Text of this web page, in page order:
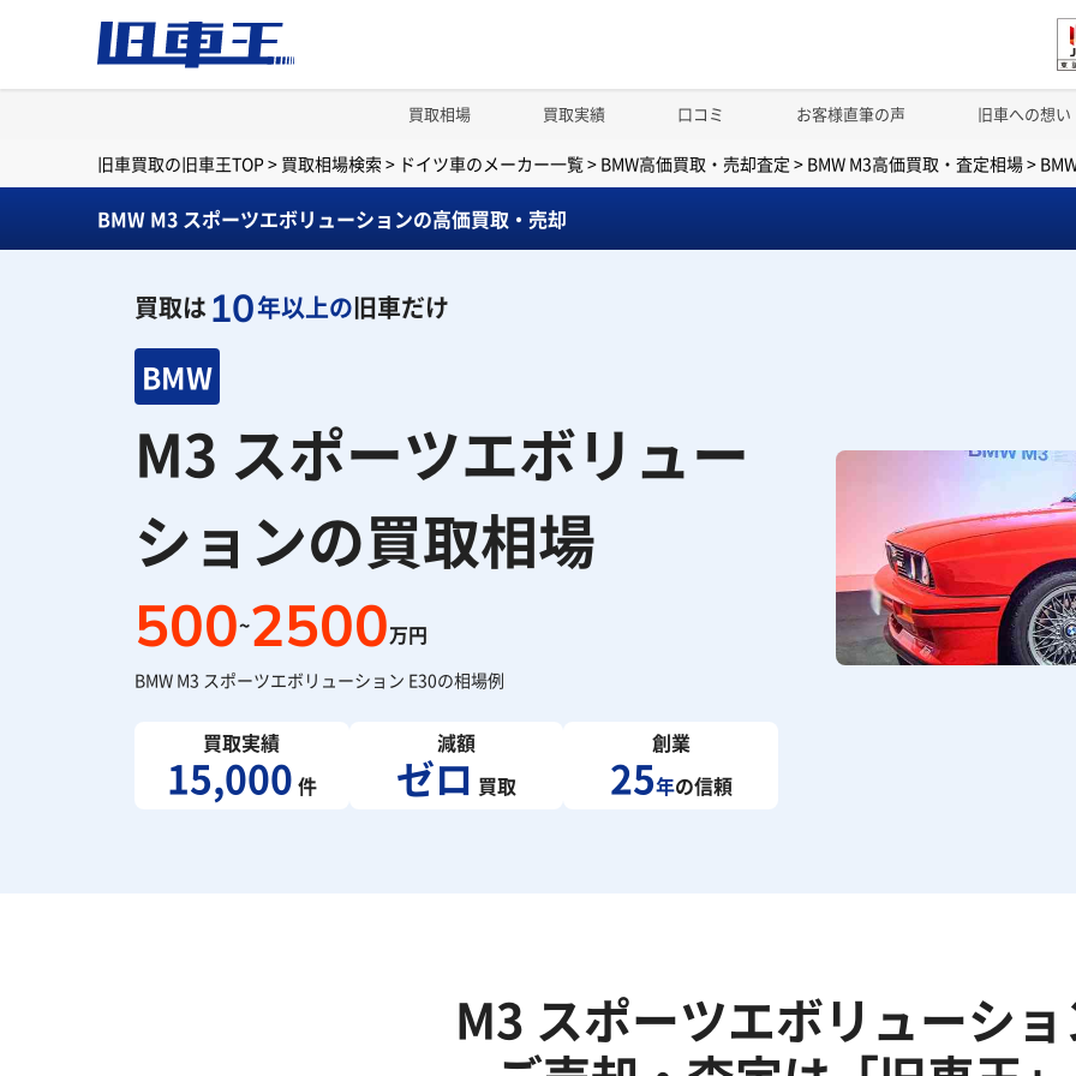
買取相場 買取実績 口コミ お客様直筆の声 旧車への想い
旧車買取の旧車王TOP > 買取相場検索 > ドイツ車のメーカー一覧> BMW高価買取・売却査定 > BMW M3高価買取・査定相場>
BMW M3 スポーツエボリューションの高価買取・売却
買取は10年以上の旧車だけ
BMW
M3 スポーツエボリュー
ションの買取相場
500~2500万円
BMW M3 スポーツエボリューション E30の相場例
買取実績
15,000 件
減額
ゼロ 買取
創業
25年の信頼
M3 スポーツエボリューシ